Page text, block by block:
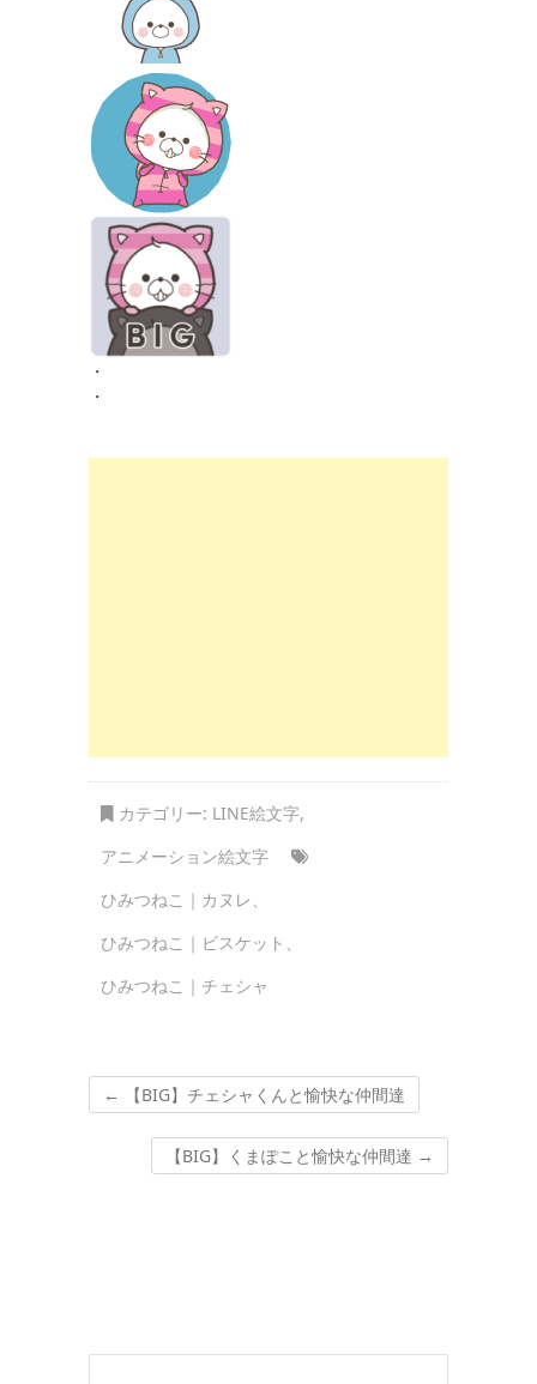
・
・
カテゴリー: LINE絵文字,
アニメーション絵文字
ひみつねこ｜カヌレ 、
ひみつねこ｜ビスケット 、
ひみつねこ｜チェシャ
← 【BIG】チェシャくんと愉快な仲間達
【BIG】くまぽこと愉快な仲間達 →